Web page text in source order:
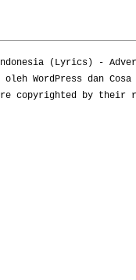
( Lyrics ) -
WordPress dan Cosa
copyrighted by their